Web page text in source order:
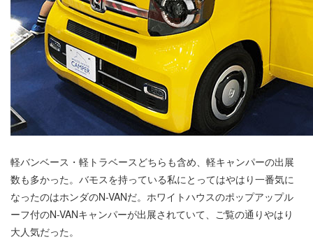
軽バンベース・軽トラベースどちらも含め、軽キャンパーの出展
数も多かった。バモスを持っている私にとってはやはり一番気に
なったのはホンダのN-VANだ。ホワイトハウスのポップアップル
ーフ付のN-VANキャンパーが出展されていて、ご覧の通りやはり
大人気だった。